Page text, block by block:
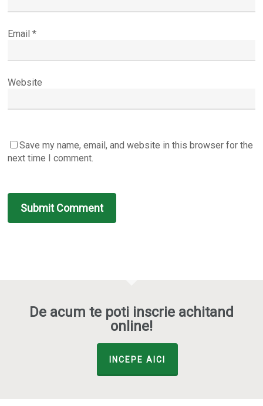
Email*
Website
Save my name, email, and website in this browser for the
next time I comment.
De acum te poti inscrie achitand
online!
INCEPE AICI